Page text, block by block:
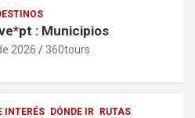
: Municipios
2026 360tours
INTERÉS DÓNDE IR RUTAS